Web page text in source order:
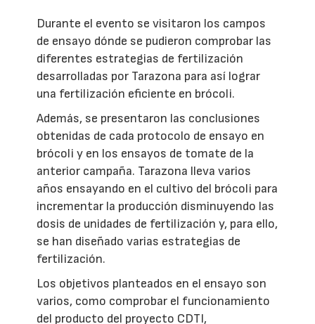
Durante el evento se visitaron los campos
de ensayo dónde se pudieron comprobar las
diferentes estrategias de fertilización
desarrolladas por Tarazona para así lograr
una fertilización eficiente en brócoli.
Además, se presentaron las conclusiones
obtenidas de cada protocolo de ensayo en
brócoli y en los ensayos de tomate de la
anterior campaña. Tarazona lleva varios
años ensayando en el cultivo del brócoli para
incrementar la producción disminuyendo las
dosis de unidades de fertilización y, para ello,
se han diseñado varias estrategias de
fertilización.
Los objetivos planteados en el ensayo son
varios, como comprobar el funcionamiento
del producto del proyecto CDTI,